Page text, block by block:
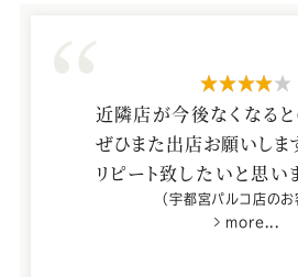
近隣店が今後なくなると
ぜひまた出店お願いしま
リピート致したいと思いま
お願い致します。
（宇都宮パルコ店のお
more...